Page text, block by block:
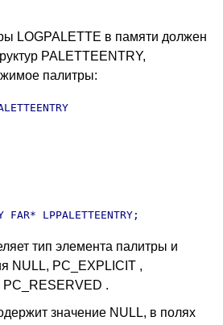
LOGPALETTE в памяти должен
PALETTEENTRY,
палитры:
LPPALETTEENTRY;
тип элемента палитры и
NULL, PC_EXPLICIT ,
.
значение NULL, в полях